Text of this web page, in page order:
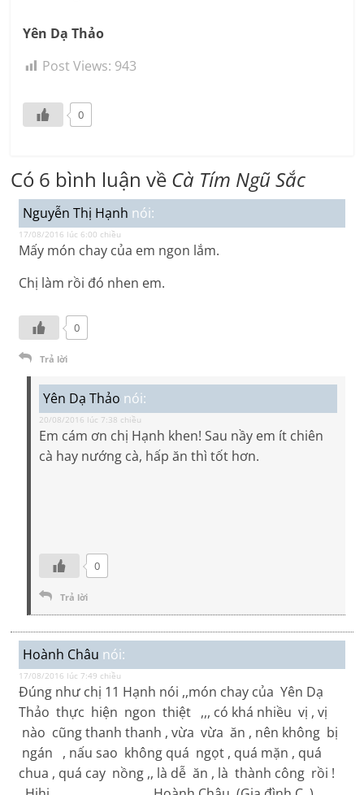
Yên Dạ Thảo
Post Views: 943
0
Có 6 bình luận về Cà Tím Ngũ Sắc
Nguyễn Thị Hạnh nói:
17/08/2016 lúc 6:00 chiều
Mấy món chay của em ngon lắm.
Chị làm rồi đó nhen em.
0
Trả lời
Yên Dạ Thảo nói:
20/08/2016 lúc 7:38 chiều
Em cám ơn chị Hạnh khen! Sau nầy em ít chiên
cà hay nướng cà, hấp ăn thì tốt hơn.
0
Trả lời
Hoành Châu nói:
17/08/2016 lúc 7:49 chiều
Đúng như chị 11 Hạnh nói ,,món chay của Yên Dạ
Thảo thực hiện ngon thiệt ,,, có khá nhiều vị , vị
nào cũng thanh thanh , vừa vừa ăn , nên không bị
ngán , nấu sao không quá ngọt , quá mặn , quá
chua , quá cay nồng ,, là dễ ăn , là thành công rồi !